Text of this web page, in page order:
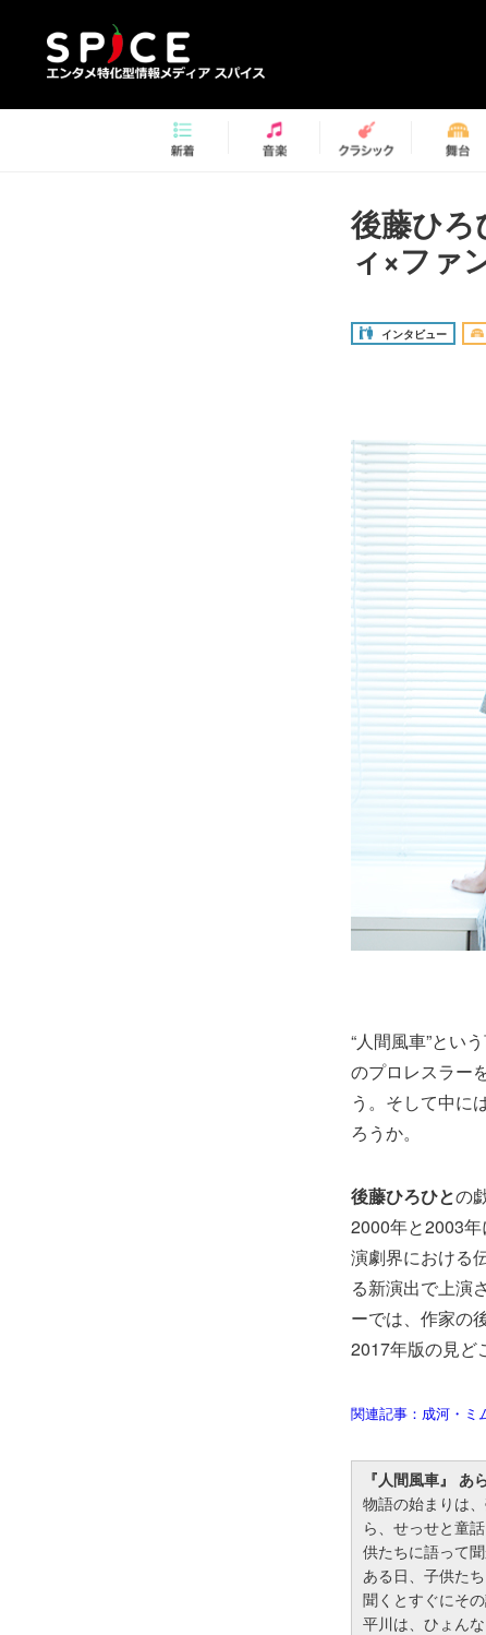
後藤ひろ
ィ×ファ
インタビュー
“人間風車”とい
のプロレスラー
う。そして中に
ろうか。
後藤ひろひとの
2000年と2003
演劇界における
る新演出で上演
ーでは、作家の
2017年版の見ど
関連記事：成河・ミ
『人間風車』 あ
物語の始まりは
ら、せっせと童
供たちに語って
ある日、子供た
聞くとすぐにそ
平川は、ひょん